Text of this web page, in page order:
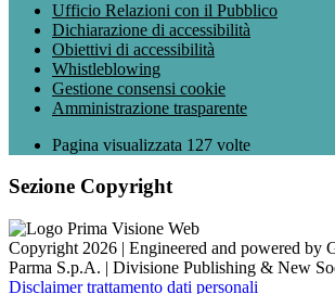
Ufficio Relazioni con il Pubblico
Dichiarazione di accessibilità
Obiettivi di accessibilità
Whistleblowing
Gestione consensi cookie
Amministrazione trasparente
Pagina visualizzata 127 volte
Sezione Copyright
Copyright 2026 | Engineered and powered by
Parma S.p.A. | Divisione Publishing & New
Disclaimer trattamento dati personali